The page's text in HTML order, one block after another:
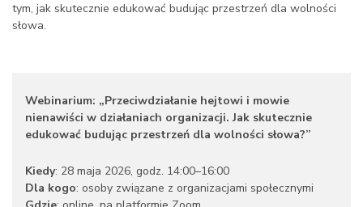
tym, jak skutecznie edukować budując przestrzeń dla wolności
słowa.
Webinarium: „Przeciwdziałanie hejtowi i mowie
nienawiści w działaniach organizacji. Jak skutecznie
edukować budując przestrzeń dla wolności słowa?”
Kiedy: 28 maja 2026, godz. 14:00–16:00
Dla kogo: osoby związane z organizacjami społecznymi